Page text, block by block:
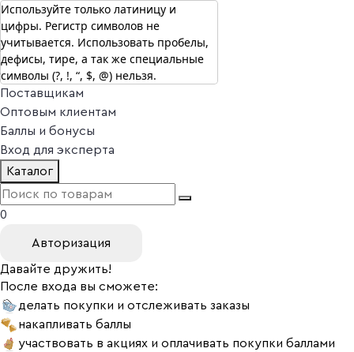
г. Москва
Vitual Peptide +7 (800) 101-13-25
Специалистам
Поставщикам
Оптовым клиентам
Баллы и бонусы
Вход для эксперта
Каталог
0
Авторизация
Давайте дружить!
После входа вы сможете:
делать покупки и отслеживать заказы
накапливать баллы
участвовать в акциях и оплачивать покупки баллами
Используйте только латиницу и
цифры. Регистр символов не
учитывается. Использовать пробелы,
дефисы, тире, а так же специальные
символы (?, !, “, $, @) нельзя.